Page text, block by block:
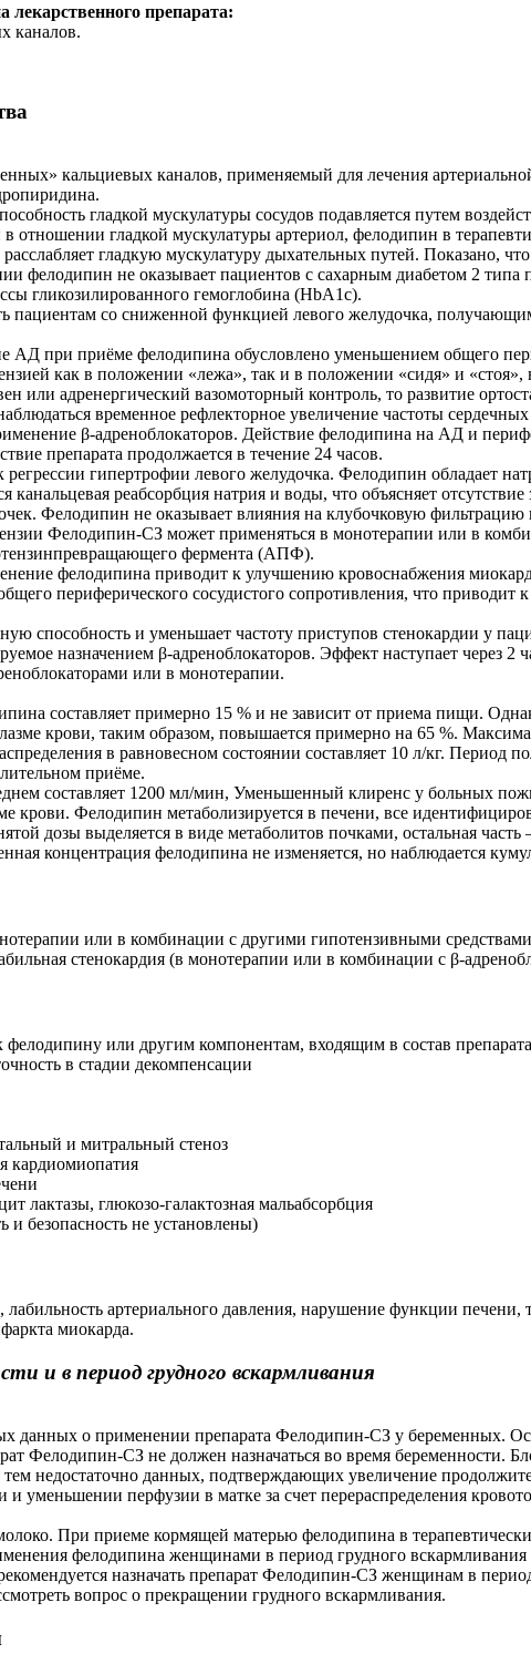
лекарственного препарата:
каналов.
кальциевых каналов, применяемый для лечения
гладкой мускулатуры сосудов подавляется путем
отношении гладкой мускулатуры артериол, фелодипин в
гладкую мускулатуру дыхательных путей. Показано,
фелодипин не оказывает пациентов с сахарным диабетом 2
гликозилированного гемоглобина (HbA1с).
пациентам со сниженной функцией левого желудочка,
АД при приёме фелодипина обусловлено уменьшением общего
как в положении «лежа», так и в положении «сидя» и
или адренергический вазомоторный контроль, то развитие
временное рефлекторное увеличение частоты
β-адреноблокаторов. Действие фелодипина на АД и
препарата продолжается в течение 24 часов.
гипертрофии левого желудочка. Фелодипин обладает
реабсорбция натрия и воды, что объясняет
Фелодипин не оказывает влияния на клубочковую фильтрацию
Фелодипин-СЗ может применяться в монотерапии или в
фермента (АПФ).
фелодипина приводит к улучшению кровоснабжения
периферического сосудистого сопротивления, что
способность и уменьшает частоту приступов стенокардии у
назначением β-адреноблокаторов. Эффект наступает через
или в монотерапии.
составляет примерно 15 % и не зависит от приема пищи.
крови, таким образом, повышается примерно на 65 %.
в равновесном состоянии составляет 10 л/кг. Период
приёме.
составляет 1200 мл/мин, Уменьшенный клиренс у больных
крови. Фелодипин метаболизируется в печени, все
дозы выделяется в виде метаболитов почками, остальная
концентрация фелодипина не изменяется, но наблюдается
или в комбинации с другими гипотензивными
стенокардия (в монотерапии или в комбинации с β-
фелодипину или другим компонентам, входящим в состав
в стадии декомпенсации
и митральный стеноз
кардиомиопатия
лактазы, глюкозо-галактозная мальабсорбция
и безопасность не установлены)
артериального давления, нарушение функции
миокарда.
и в период грудного вскармливания
данных о применении препарата Фелодипин-СЗ у беременных.
Фелодипин-СЗ не должен назначаться во время беременности.
недостаточно данных, подтверждающих увеличение
и уменьшении перфузии в матке за счет перераспределения
При приеме кормящей матерью фелодипина в
фелодипина женщинами в период грудного вскармливания
назначать препарат Фелодипин-СЗ женщинам в
вопрос о прекращении грудного вскармливания.